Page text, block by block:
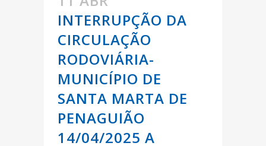
INTERRUPÇÃO DA
CIRCULAÇÃO
RODOVIÁRIA-
MUNICÍPIO DE
SANTA MARTA DE
PENAGUIÃO
14/04/2025 A